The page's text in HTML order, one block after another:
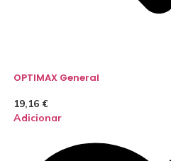
OPTIMAX General
19,16 €
Adicionar